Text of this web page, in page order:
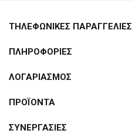
ΤΗΛΕΦΩΝΙΚΕΣ ΠΑΡΑΓΓΕΛΙΕΣ
ΠΛΗΡΟΦΟΡΙΕΣ
ΛΟΓΑΡΙΑΣΜΟΣ
ΠΡΟΪΟΝΤΑ
ΣΥΝΕΡΓΑΣΙΕΣ